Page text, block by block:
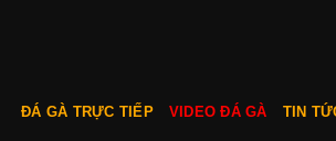
ĐÁ GÀ TRỰC TIẾP VIDEO ĐÁ GÀ TIN